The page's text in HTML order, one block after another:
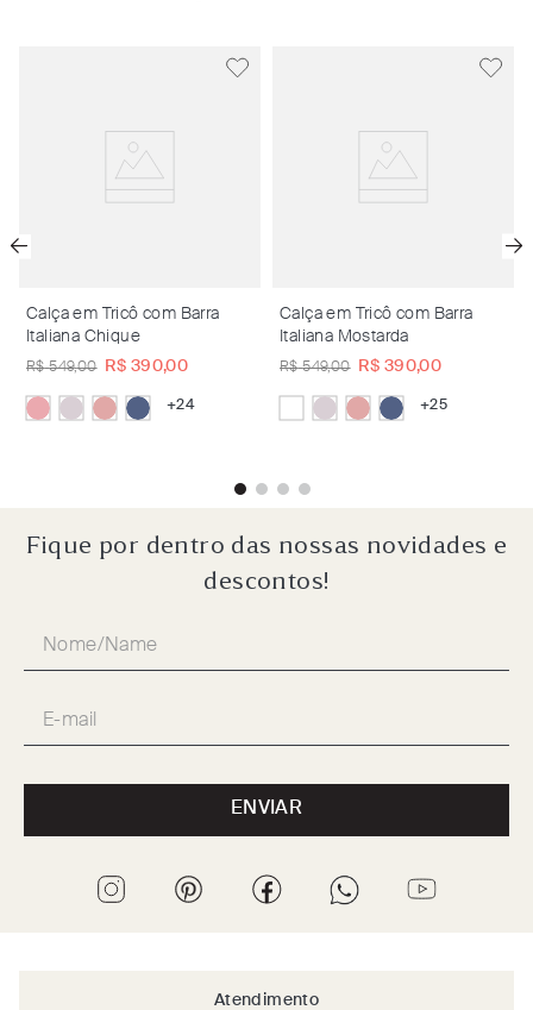
Calça em Tricô com Barra
Italiana Chique
R$ 549,00 R$ 390,00
+24
Calça em Tricô com Barra
Italiana Mostarda
R$ 549,00 R$ 390,00
+25
Fique por dentro das nossas novidades e
descontos!
ENVIAR
Atendimento